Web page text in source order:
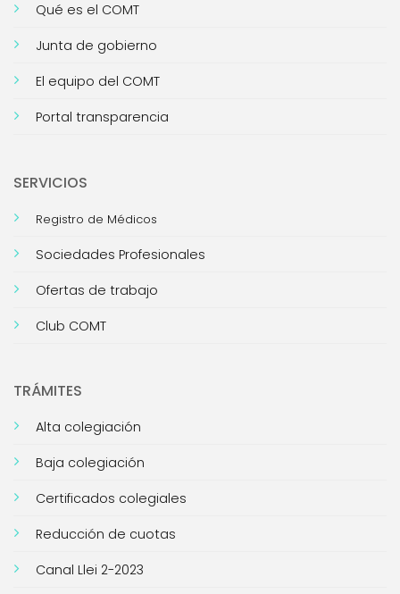
Qué es el COMT
Junta de gobierno
El equipo del COMT
Portal transparencia
SERVICIOS
Registro de Médicos
Sociedades Profesionales
Ofertas de trabajo
Club COMT
TRÁMITES
Alta colegiación
Baja colegiación
Certificados colegiales
Reducción de cuotas
Canal Llei 2-2023